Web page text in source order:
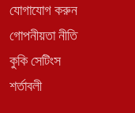
যোগাযোগ করুন
গোপনীয়তা নীতি
কুকি সেটিংস
শর্তাবলী